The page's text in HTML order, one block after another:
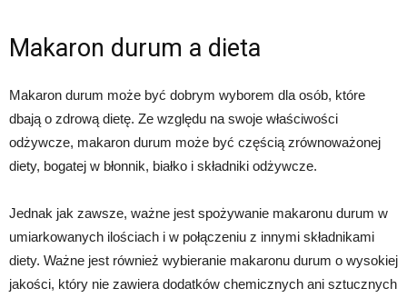
Makaron durum a dieta
Makaron durum może być dobrym wyborem dla osób, które
dbają o zdrową dietę. Ze względu na swoje właściwości
odżywcze, makaron durum może być częścią zrównoważonej
diety, bogatej w błonnik, białko i składniki odżywcze.
Jednak jak zawsze, ważne jest spożywanie makaronu durum w
umiarkowanych ilościach i w połączeniu z innymi składnikami
diety. Ważne jest również wybieranie makaronu durum o wysokiej
jakości, który nie zawiera dodatków chemicznych ani sztucznych